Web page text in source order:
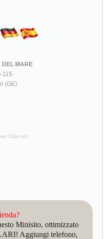
DEL MARE
115
(GE)
Chiavari
Minisito, ottimizzato
Aggiungi telefono,